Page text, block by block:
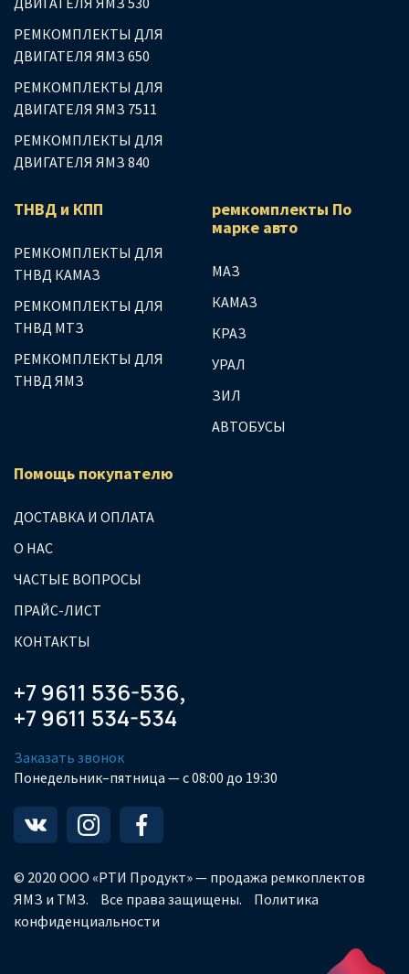
РЕМКОМПЛЕКТЫ ДЛЯ
ДВИГАТЕЛЯ ЯМЗ 650
РЕМКОМПЛЕКТЫ ДЛЯ
ДВИГАТЕЛЯ ЯМЗ 7511
РЕМКОМПЛЕКТЫ ДЛЯ
ДВИГАТЕЛЯ ЯМЗ 840
ТНВД и КПП
РЕМКОМПЛЕКТЫ ДЛЯ
ТНВД КАМАЗ
РЕМКОМПЛЕКТЫ ДЛЯ
ТНВД МТЗ
РЕМКОМПЛЕКТЫ ДЛЯ
ТНВД ЯМЗ
ремкомплекты По
марке авто
МАЗ
КАМАЗ
КРАЗ
УРАЛ
ЗИЛ
АВТОБУСЫ
Помощь покупателю
ДОСТАВКА И ОПЛАТА
О НАС
ЧАСТЫЕ ВОПРОСЫ
ПРАЙС-ЛИСТ
КОНТАКТЫ
+7 9611 536-536,
+7 9611 534-534
Заказать звонок
Понедельник–пятница — с 08:00 до 19:30
© 2020 ООО «РТИ Продукт» — продажа ремкоплектов
ЯМЗ и ТМЗ.
Все права защищены.
Политика
конфиденциальности